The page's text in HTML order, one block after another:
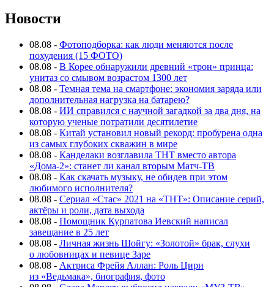
Новости
08.08 - Фотоподборка: как люди меняются после
похудения (15 ФОТО)
08.08 - В Корее обнаружили древний «трон» принца:
унитаз со смывом возрастом 1300 лет
08.08 - Темная тема на смартфоне: экономия заряда или
дополнительная нагрузка на батарею?
08.08 - ИИ справился с научной загадкой за два дня, на
которую ученые потратили десятилетие
08.08 - Китай установил новый рекорд: пробурена одна
из самых глубоких скважин в мире
08.08 - Канделаки возглавила ТНТ вместо автора
«Дома-2»: станет ли канал вторым Матч-ТВ
08.08 - Как скачать музыку, не обидев при этом
любимого исполнителя?
08.08 - Сериал «Стас» 2021 на «ТНТ»: Описание серий,
актёры и роли, дата выхода
08.08 - Помощник Курпатова Иевский написал
завещание в 25 лет
08.08 - Личная жизнь Шойгу: «Золотой» брак, слухи
о любовницах и певице Заре
08.08 - Актриса Фрейя Аллан: Роль Цири
из «Ведьмака», биография, фото